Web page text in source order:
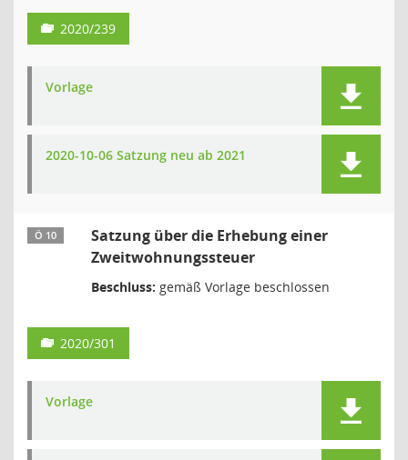
2020/239
Vorlage
2020-10-06 Satzung neu ab 2021
Ö 10
Satzung über die Erhebung einer
Zweitwohnungssteuer
Beschluss: gemäß Vorlage beschlossen
2020/301
Vorlage